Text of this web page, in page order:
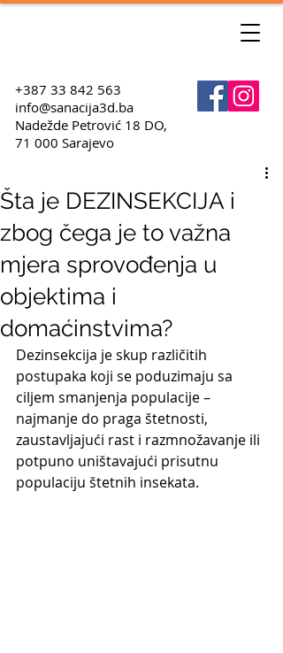
+387 33 842 563
info@sanacija3d.ba
Nadežde Petrović 18 DO,
71 000 Sarajevo
Šta je DEZINSEKCIJA i
zbog čega je to važna
mjera sprovođenja u
objektima i
domaćinstvima?
Dezinsekcija je skup različitih
postupaka koji se poduzimaju sa
ciljem smanjenja populacije –
najmanje do praga štetnosti,
zaustavljajući rast i razmnožavanje ili
potpuno uništavajući prisutnu
populaciju štetnih insekata.